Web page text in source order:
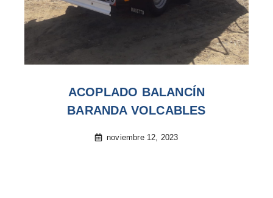
ACOPLADO BALANCÍN
BARANDA VOLCABLES
noviembre 12, 2023